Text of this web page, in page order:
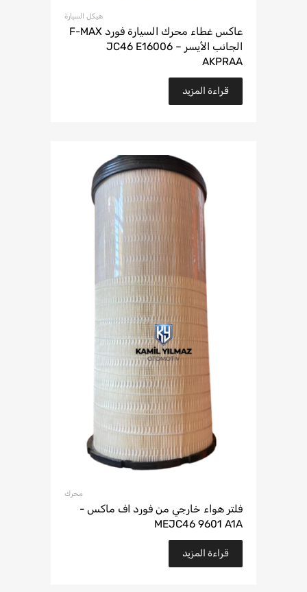
هيكل السيارة
عاكس غطاء محرك السيارة فورد F-MAX
الجانب الأيسر – JC46 E16006
AKPRAA
قراءة المزيد
محرك
فلتر هواء خارجي من فورد اف ماكس -
MEJC46 9601 A1A
قراءة المزيد